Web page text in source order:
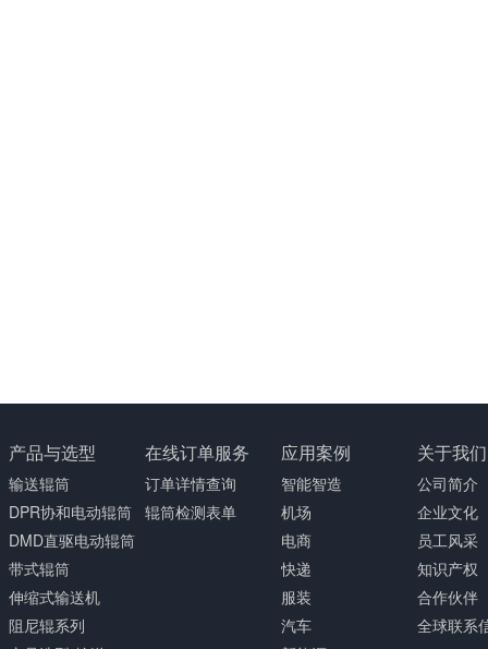
产品与选型
输送辊筒
DPR协和电动辊筒
DMD直驱电动辊筒
带式辊筒
伸缩式输送机
阻尼辊系列
在线订单服务
订单详情查询
辊筒检测表单
应用案例
智能智造
机场
电商
快递
服装
汽车
关于我们
公司简介
企业文化
员工风采
知识产权
合作伙伴
全球联系